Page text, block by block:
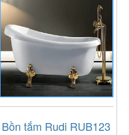
Bồn tắm Rudi RUB123